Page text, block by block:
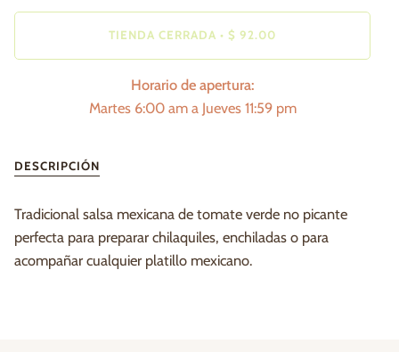
TIENDA CERRADA • $ 92.00
Horario de apertura:
Martes 6:00 am a Jueves 11:59 pm
DESCRIPCIÓN
Tradicional salsa mexicana de tomate verde no picante
perfecta para preparar chilaquiles, enchiladas o para
acompañar cualquier platillo mexicano.